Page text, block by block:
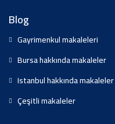
Blog
Gayrimenkul makaleleri
Bursa hakkında makaleler
Istanbul hakkında makaleler
Çeşitli makaleler